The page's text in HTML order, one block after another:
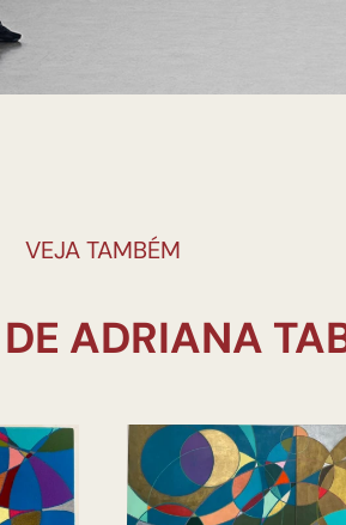
VEJA TAMBÉM